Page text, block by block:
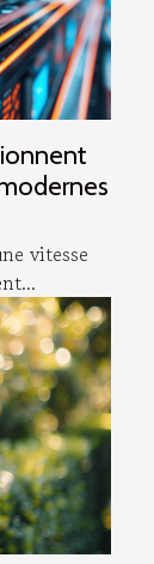
vitesse